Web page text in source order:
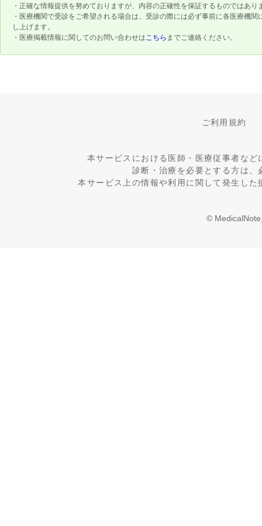
・正確な情報提供を努めておりますが、内容の正確性を保証するものではあり
・医療機関で受診をご希望される場合は、受診の際には必ず事前に各医療機
し上げます。
・医療掲載情報に関してのお問い合わせはこちら までご連絡ください。
ご利用規約
本サービスにおける医師・医療従事者な
診断・治療を必要とする方は
本サービス上の情報や利用に関して発生し
©